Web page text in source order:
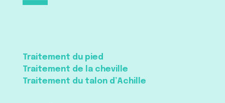
Traitement du pied
Traitement de la cheville
Traitement du talon d’Achille